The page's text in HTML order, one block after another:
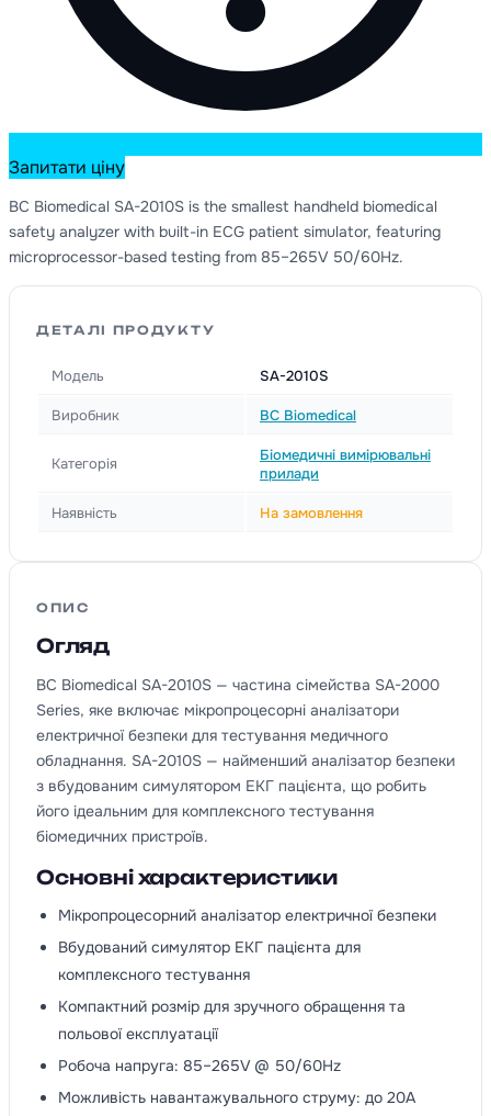
Запитати ціну
BC Biomedical SA-2010S is the smallest handheld biomedical
safety analyzer with built-in ECG patient simulator, featuring
microprocessor-based testing from 85–265V 50/60Hz.
ДЕТАЛІ ПРОДУКТУ
Модель SA-2010S
Виробник BC Biomedical
Категорія
Біомедичні вимірювальні
прилади
Наявність На замовлення
ОПИС
Огляд
BC Biomedical SA-2010S — частина сімейства SA-2000
Series, яке включає мікропроцесорні аналізатори
електричної безпеки для тестування медичного
обладнання. SA-2010S — найменший аналізатор безпеки
з вбудованим симулятором ЕКГ пацієнта, що робить
його ідеальним для комплексного тестування
біомедичних пристроїв.
Основні характеристики
Мікропроцесорний аналізатор електричної безпеки
Вбудований симулятор ЕКГ пацієнта для
комплексного тестування
Компактний розмір для зручного обращення та
польової експлуатації
Робоча напруга: 85–265V @ 50/60Hz
Можливість навантажувального струму: до 20A